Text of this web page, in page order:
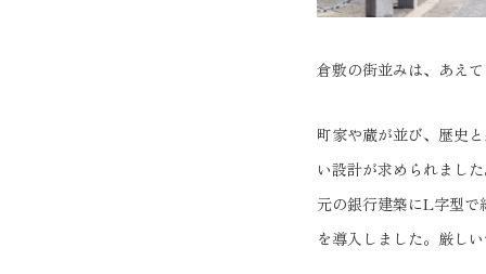
倉敷の街並みは、あえ
町家や蔵が並び、歴史
い設計が求められまし
元の銀行建築にL字型で
を導入しました。厳し